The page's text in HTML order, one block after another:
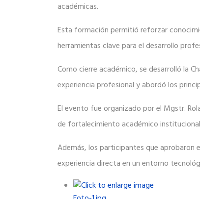
académicas.
Esta formación permitió reforzar
herramientas clave para el desarrollo
Como cierre académico, se desarrolló la
experiencia profesional y abordó los
El evento fue organizado por el Mgstr.
de fortalecimiento académico
Además, los participantes que aprobaron
experiencia directa en un entorno